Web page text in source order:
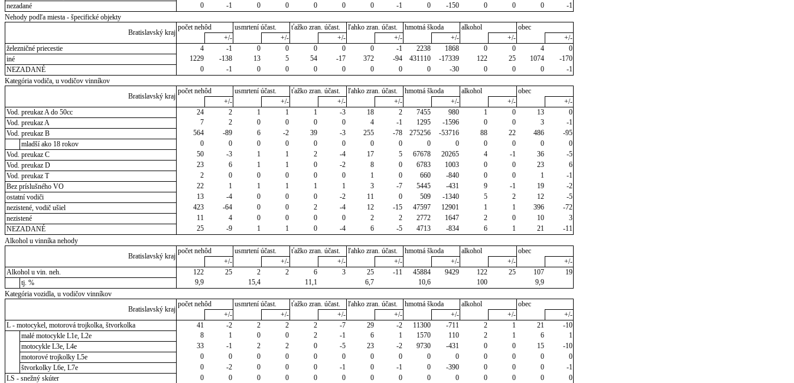
nezadané
0 -1 0 0 0 0 0 -1 0 -150 0 0 0
-1
Nehody podľa miesta - špecifické objekty
Bratislavský kraj
počet nehôd usmrtení účast. ťažko zran. účast. ľahko zran. účast. hmotná škoda alkohol
obec
+/-
+/- +/- +/- +/- +/-
+/-
železničné priecestie
4 -1 0 0 0 0 0 -1 2238 1868 0 0 4
0
iné
1229 -138 13 5 54 -17 372 -94 431110 -17339 122 25 1074
-170
NEZADANÉ
0 -1 0 0 0 0 0 0 0 -30 0 0 0
-1
Kategória vodiča, u vodičov vinníkov
Bratislavský kraj
počet nehôd usmrtení účast. ťažko zran. účast. ľahko zran. účast. hmotná škoda alkohol
obec
+/-
+/- +/- +/- +/- +/-
+/-
Vod. preukaz A do 50cc
24 2 1 1 1 -3 18 2 7455 980 1 0 13
0
Vod. preukaz A
7 2 0 0 0 0 4 -1 1295 -1596 0 0 3
-1
Vod. preukaz B
564 -89 6 -2 39 -3 255 -78 275256 -53716 88 22 486
-95
mladší ako 18 rokov
0 0 0 0 0 0 0 0 0 0 0 0 0
0
Vod. preukaz C
50 -3 1 1 2 -4 17 5 67678 20265 4 -1 36
-5
Vod. preukaz D
23 6 1 1 0 -2 8 0 6783 1003 0 0 23
6
Vod. preukaz T
2 0 0 0 0 0 1 0 660 -840 0 0 1
-1
Bez príslušného VO
22 1 1 1 1 1 3 -7 5445 -431 9 -1 19
-2
ostatní vodiči
13 -4 0 0 0 -2 11 0 509 -1340 5 2 12
-5
nezistené, vodič ušiel
423 -64 0 0 2 -4 12 -15 47597 12901 1 1 396
-72
nezistené
11 4 0 0 0 0 2 2 2772 1647 2 0 10
3
NEZADANÉ
25 -9 1 1 0 -4 6 -5 4713 -834 6 1 21
-11
Alkohol u vinníka nehody
Bratislavský kraj
počet nehôd usmrtení účast. ťažko zran. účast. ľahko zran. účast. hmotná škoda alkohol
obec
+/-
+/- +/- +/- +/- +/-
+/-
Alkohol u vin. neh.
122 25 2 2 6 3 25 -11 45884 9429 122 25 107
19
tj. %
9,9 15,4 11,1 6,7 10,6 100
9,9
Kategória vozidla, u vodičov vinníkov
Bratislavský kraj
počet nehôd usmrtení účast. ťažko zran. účast. ľahko zran. účast. hmotná škoda alkohol
obec
+/-
+/- +/- +/- +/- +/-
+/-
L - motocykel, motorová trojkolka, štvorkolka
41 -2 2 2 2 -7 29 -2 11300 -711 2 1 21
-10
malé motocykle L1e, L2e
8 1 0 0 2 -1 6 1 1570 110 2 1 6
1
motocykle L3e, L4e
33 -1 2 2 0 -5 23 -2 9730 -431 0 0 15
-10
motorové trojkolky L5e
0 0 0 0 0 0 0 0 0 0 0 0 0
0
štvorkolky L6e, L7e
0 -2 0 0 0 -1 0 -1 0 -390 0 0 0
-1
LS - snežný skúter
0 0 0 0 0 0 0 0 0 0 0 0 0
0